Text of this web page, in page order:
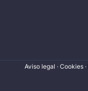
Aviso legal · Cookies·